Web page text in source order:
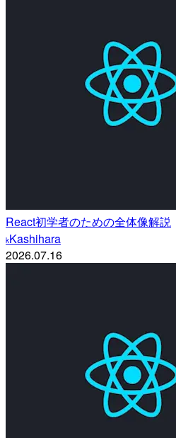
React初学者のための全体像解説
kKashihara
2026.07.16